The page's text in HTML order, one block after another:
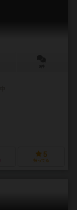
5
持ってる